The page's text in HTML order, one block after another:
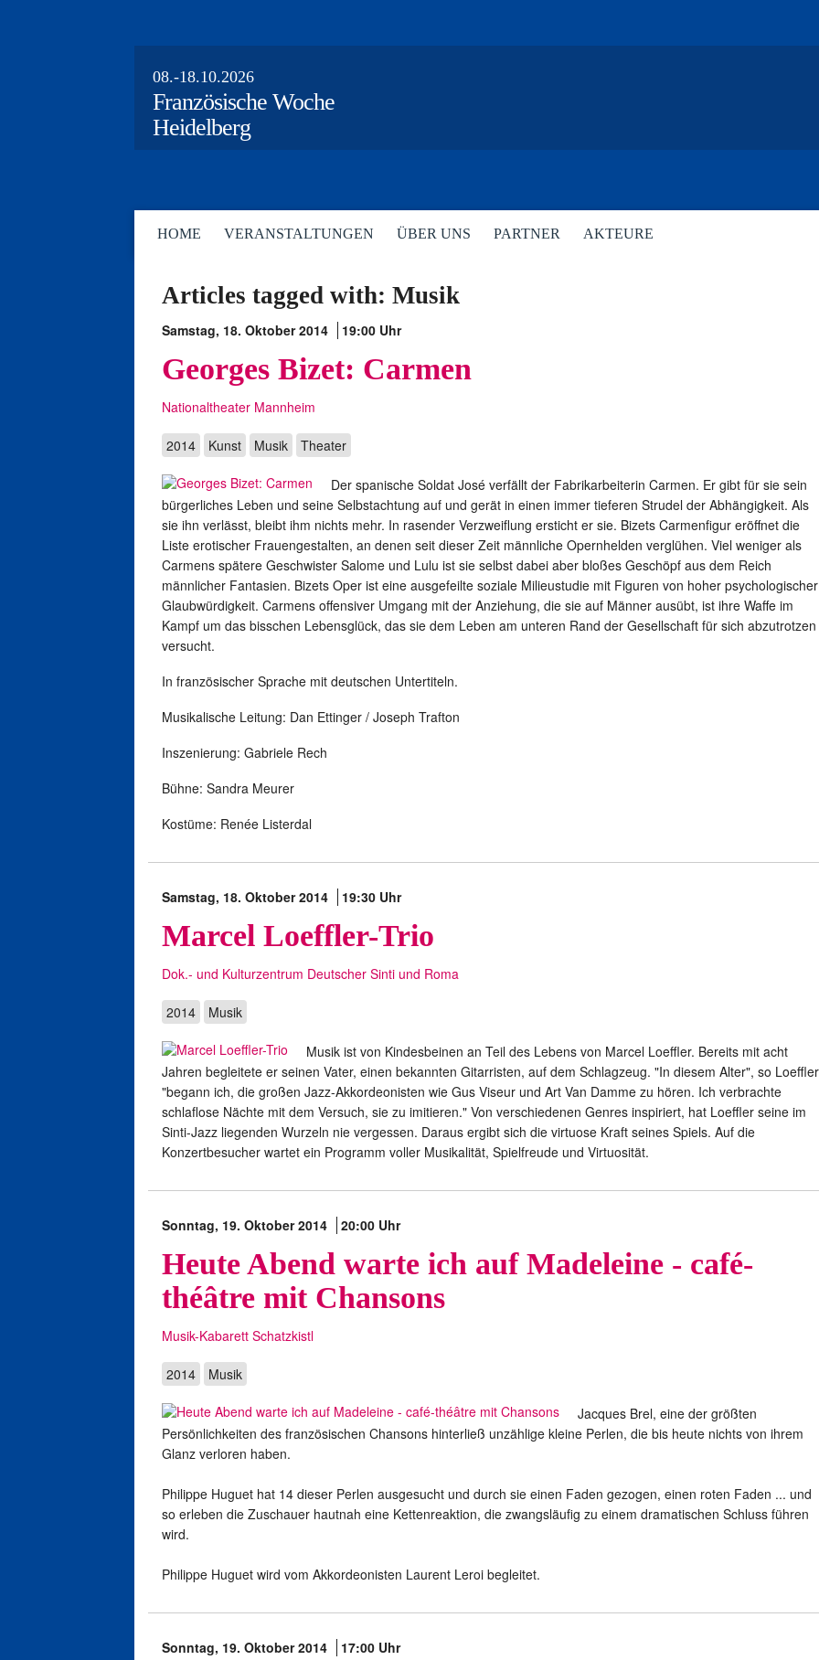
08.-18.10.2026
Französische Woche
Heidelberg
HOME VERANSTALTUNGEN ÜBER UNS PARTNER AKTEURE
Articles tagged with: Musik
Samstag, 18. Oktober 2014 19:00 Uhr
Georges Bizet: Carmen
Nationaltheater Mannheim
2014 Kunst Musik Theater
Der spanische Soldat José verfällt der Fabrikarbeiterin Carmen. Er gibt für sie sein
bürgerliches Leben und seine Selbstachtung auf und gerät in einen immer tieferen Strudel der Abhängigkeit. Als
sie ihn verlässt, bleibt ihm nichts mehr. In rasender Verzweiflung ersticht er sie. Bizets Carmenfigur eröffnet die
Liste erotischer Frauengestalten, an denen seit dieser Zeit männliche Opernhelden verglühen. Viel weniger als
Carmens spätere Geschwister Salome und Lulu ist sie selbst dabei aber bloßes Geschöpf aus dem Reich
männlicher Fantasien. Bizets Oper ist eine ausgefeilte soziale Milieustudie mit Figuren von hoher psychologischer
Glaubwürdigkeit. Carmens offensiver Umgang mit der Anziehung, die sie auf Männer ausübt, ist ihre Waffe im
Kampf um das bisschen Lebensglück, das sie dem Leben am unteren Rand der Gesellschaft für sich abzutrotzen
versucht.
In französischer Sprache mit deutschen Untertiteln.
Musikalische Leitung: Dan Ettinger / Joseph Trafton
Inszenierung: Gabriele Rech
Bühne: Sandra Meurer
Kostüme: Renée Listerdal
Samstag, 18. Oktober 2014 19:30 Uhr
Marcel Loeffler-Trio
Dok.- und Kulturzentrum Deutscher Sinti und Roma
2014 Musik
Musik ist von Kindesbeinen an Teil des Lebens von Marcel Loeffler. Bereits mit acht
Jahren begleitete er seinen Vater, einen bekannten Gitarristen, auf dem Schlagzeug. "In diesem Alter", so
"begann ich, die großen Jazz-Akkordeonisten wie Gus Viseur und Art Van Damme zu hören. Ich verbrachte
schlaflose Nächte mit dem Versuch, sie zu imitieren." Von verschiedenen Genres inspiriert, hat Loeffler seine im
Sinti-Jazz liegenden Wurzeln nie vergessen. Daraus ergibt sich die virtuose Kraft seines Spiels. Auf die
Konzertbesucher wartet ein Programm voller Musikalität, Spielfreude und Virtuosität.
Sonntag, 19. Oktober 2014 20:00 Uhr
Heute Abend warte ich auf Madeleine - café-
théâtre mit Chansons
Musik-Kabarett Schatzkistl
2014 Musik
Jacques Brel, eine der größten
Persönlichkeiten des französischen Chansons hinterließ unzählige kleine Perlen, die bis heute nichts von ihrem
Glanz verloren haben.
Philippe Huguet hat 14 dieser Perlen ausgesucht und durch sie einen Faden gezogen, einen roten Faden ... und
so erleben die Zuschauer hautnah eine Kettenreaktion, die zwangsläufig zu einem dramatischen Schluss führen
wird.
Philippe Huguet wird vom Akkordeonisten Laurent Leroi begleitet.
Sonntag, 19. Oktober 2014 17:00 Uhr